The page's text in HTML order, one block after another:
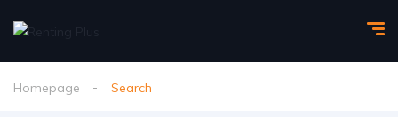
Homepage Search